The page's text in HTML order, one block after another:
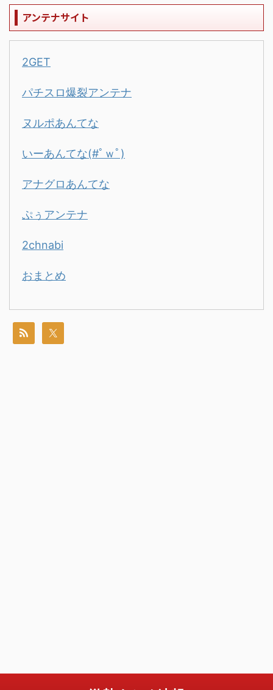
アンテナサイト
2GET
パチスロ爆裂アンテナ
ヌルポあんてな
いーあんてな(#ﾟｗﾟ)
アナグロあんてな
ぷぅアンテナ
2chnabi
おまとめ